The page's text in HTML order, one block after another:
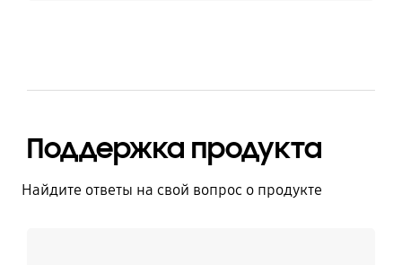
Поддержка продукта
Найдите ответы на свой вопрос о продукте